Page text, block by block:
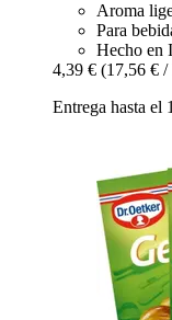
Aroma
Para
Hecho en
4,39 € (17,56 € /
Entrega hasta el